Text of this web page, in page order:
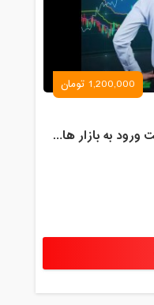
1,200,000 تومان
تحلیل تکنیکال مقدماتی جهت ورود به بازار های مالی (رمز ارز و فارکس )